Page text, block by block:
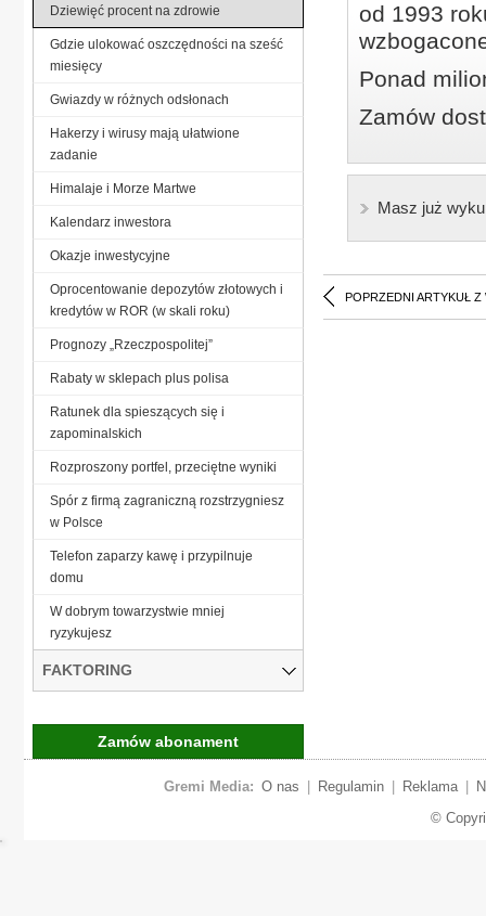
od 1993
Ponad
Zamów
Masz już
POPRZEDNI ARTYKUŁ Z
Dziewięć procent na zdrowie
Gdzie ulokować oszczędności na sześć
miesięcy
Gwiazdy w różnych odsłonach
Hakerzy i wirusy mają ułatwione
zadanie
Himalaje i Morze Martwe
Kalendarz inwestora
Okazje inwestycyjne
Oprocentowanie depozytów złotowych i
kredytów w ROR (w skali roku)
Prognozy „Rzeczpospolitej”
Rabaty w sklepach plus polisa
Ratunek dla spieszących się i
zapominalskich
Rozproszony portfel, przeciętne wyniki
Spór z firmą zagraniczną rozstrzygniesz
w Polsce
Telefon zaparzy kawę i przypilnuje
domu
W dobrym towarzystwie mniej
ryzykujesz
FAKTORING
Zamów abonament
Gremi Media: O nas Regulamin Reklama
©